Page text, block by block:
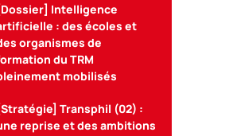
Intelligence
: des écoles et
organismes de
du TRM
mobilisés
Transphil (02) :
reprise et des ambitions